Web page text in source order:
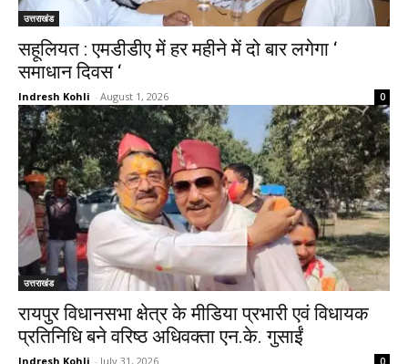
उत्तराखंड
सहूलियत : एमडीडीए में हर महीने में दो बार लगेगा ‘
समाधान दिवस ‘
Indresh Kohli - August 1, 2026 0
उत्तराखंड
रायपुर विधानसभा क्षेत्र के मीडिया प्रभारी एवं विधायक
प्रतिनिधि बने वरिष्ठ अधिवक्ता एन.के. गुसाईं
Indresh Kohli - July 31, 2026 0